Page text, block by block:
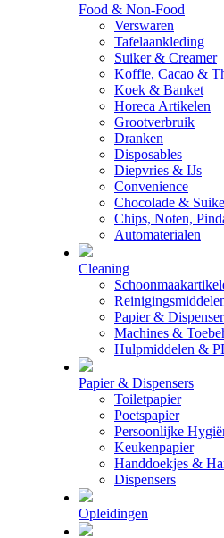
Food & Non-Food
Verswaren
Tafelaankleding
Suiker & Creamer
Koffie, Cacao &
Koek & Banket
Horeca Artikelen
Grootverbruik
Dranken
Disposables
Diepvries & IJs
Convenience
Chocolade &
Chips, Noten,
Automaterialen
Cleaning
Papier &
Machines &
Hulpmiddelen &
Papier & Dispensers
Toiletpapier
Poetspapier
Persoonlijke
Keukenpapier
Handdoekjes &
Dispensers
Opleidingen